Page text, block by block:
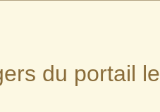
du portail